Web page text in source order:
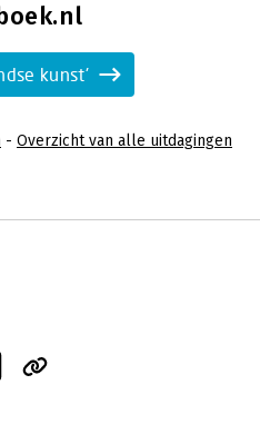
kunst'
- Overzicht van alle uitdagingen